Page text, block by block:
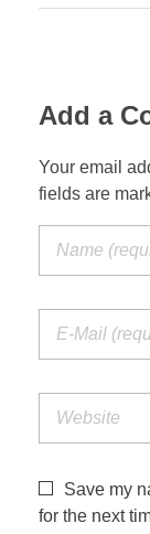
Add a
Your email
fields are
Save my
for the next